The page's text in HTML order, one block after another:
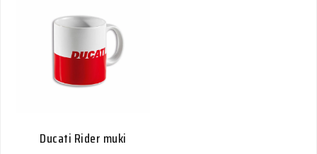
Ducati Rider muki